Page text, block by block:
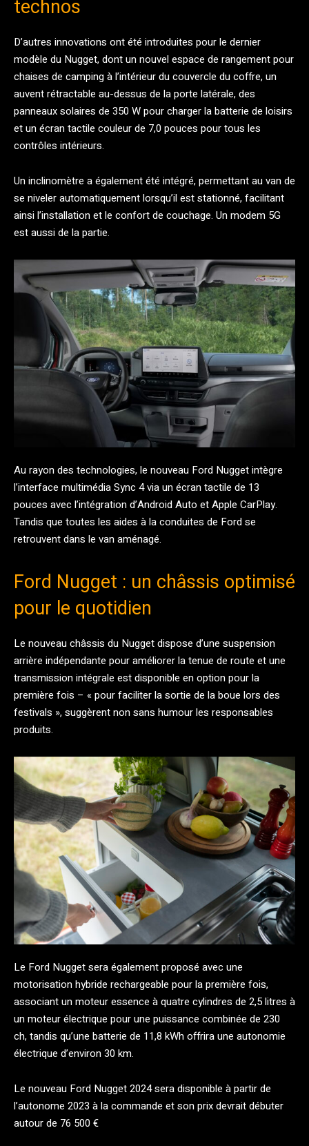
technos
D’autres innovations ont été introduites pour le dernier
modèle du Nugget, dont un nouvel espace de rangement pour
chaises de camping à l’intérieur du couvercle du coffre, un
auvent rétractable au-dessus de la porte latérale, des
panneaux solaires de 350 W pour charger la batterie de loisirs
et un écran tactile couleur de 7,0 pouces pour tous les
contrôles intérieurs.
Un inclinomètre a également été intégré, permettant au van de
se niveler automatiquement lorsqu’il est stationné, facilitant
ainsi l’installation et le confort de couchage. Un modem 5G
est aussi de la partie.
Au rayon des technologies, le nouveau Ford Nugget intègre
l’interface multimédia Sync 4 via un écran tactile de 13
pouces avec l’intégration d’Android Auto et Apple CarPlay.
Tandis que toutes les aides à la conduites de Ford se
retrouvent dans le van aménagé.
Ford Nugget : un châssis optimisé
pour le quotidien
Le nouveau châssis du Nugget dispose d’une suspension
arrière indépendante pour améliorer la tenue de route et une
transmission intégrale est disponible en option pour la
première fois – « pour faciliter la sortie de la boue lors des
festivals », suggèrent non sans humour les responsables
produits.
Le Ford Nugget sera également proposé avec une
motorisation hybride rechargeable pour la première fois,
associant un moteur essence à quatre cylindres de 2,5 litres à
un moteur électrique pour une puissance combinée de 230
ch, tandis qu’une batterie de 11,8 kWh offrira une autonomie
électrique d’environ 30 km.
Le nouveau Ford Nugget 2024 sera disponible à partir de
l’autonome 2023 à la commande et son prix devrait débuter
autour de 76 500 €